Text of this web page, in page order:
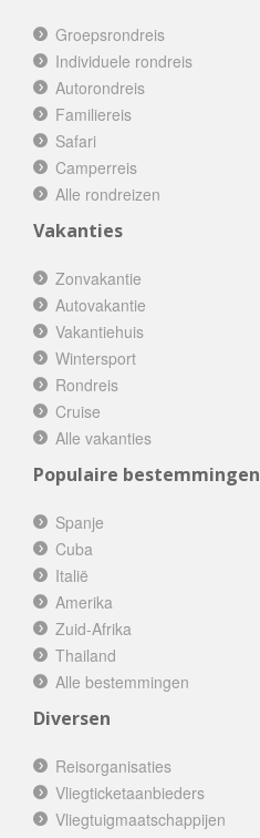
Groepsrondreis
Individuele rondreis
Autorondreis
Familiereis
Safari
Camperreis
Alle rondreizen
Vakanties
Zonvakantie
Autovakantie
Vakantiehuis
Wintersport
Rondreis
Cruise
Alle vakanties
Populaire bestemmingen
Spanje
Cuba
Italië
Amerika
Zuid-Afrika
Thailand
Alle bestemmingen
Diversen
Reisorganisaties
Vliegticketaanbieders
Vliegtuigmaatschappijen